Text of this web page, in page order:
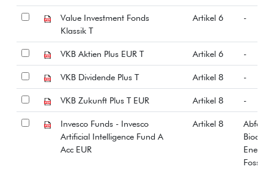
Value Investment Fonds
Klassik T
Artikel 6 -
VKB Aktien Plus EUR T Artikel 6 -
VKB Dividende Plus T Artikel 8 -
VKB Zukunft Plus T EUR Artikel 8 -
Invesco Funds - Invesco
Artificial Intelligence Fund A
Acc EUR
Artikel 8
Abfall
Fossiles